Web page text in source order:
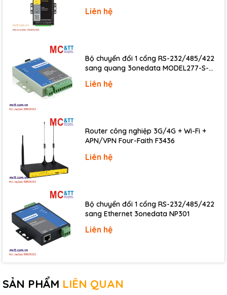
Power
Mechanical
Dimensions (mm)
30 x 100 x 114 (W x L x H)
Environmental
Operating Temperature
-25 ~ +75 °C
Storage Temperature
Humidity
Download
Documents
Ordering information
G CR
(RoHS)
Liên hệ
Bộ chuyển đổi 1 cổng RS-232/485/422
sang quang 3onedata MODEL277-S-
20KM)
Liên hệ
Router công nghiệp 3G/4G + Wi-Fi +
APN/VPN Four-Faith F3436
Liên hệ
Bộ chuyển đổi 1 cổng RS-232/485/422
sang Ethernet 3onedata NP301
Liên hệ
SẢN PHẨM LIÊN QUAN